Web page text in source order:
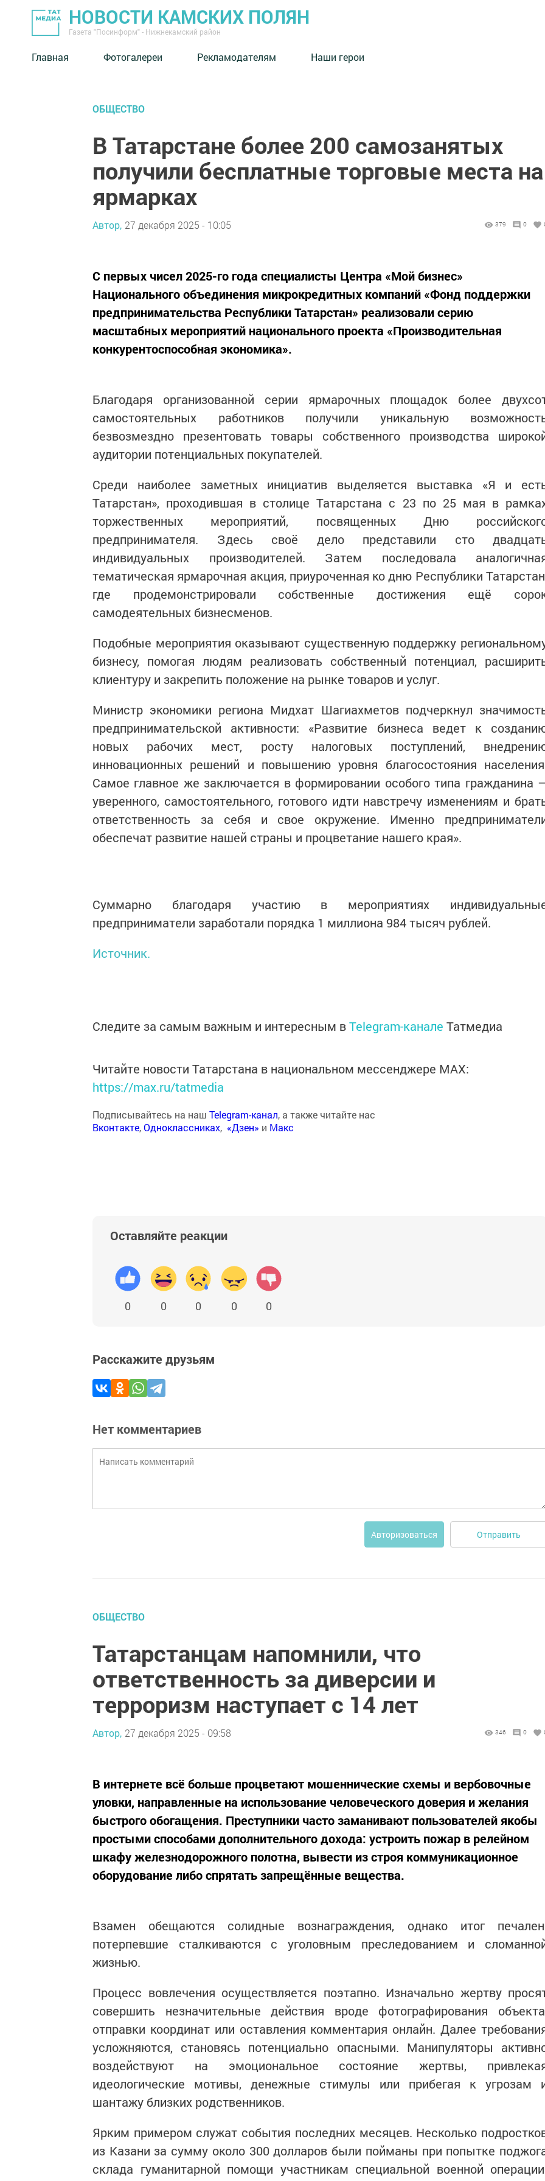
НОВОСТИ КАМСКИХ ПОЛЯН
Газета "Посинформ" - Нижнекамский район
Главная Фотогалереи Рекламодателям Наши герои
ОБЩЕСТВО
В Татарстане более 200 самозанятых
получили бесплатные торговые места на
ярмарках
Автор, 27 декабря 2025 - 10:05 379 0
С первых чисел 2025-го года специалисты Центра «Мой бизнес»
Национального объединения микрокредитных компаний «Фонд поддержки
предпринимательства Республики Татарстан» реализовали серию
масштабных мероприятий национального проекта «Производительная
конкурентоспособная экономика».
Благодаря организованной серии ярмарочных площадок более
самостоятельных работников получили уникальную
безвозмездно презентовать товары собственного производства
аудитории потенциальных покупателей.
Среди наиболее заметных инициатив выделяется выставка «Я и
Татарстан», проходившая в столице Татарстана с 23 по 25 мая в
торжественных мероприятий, посвященных Дню
предпринимателя. Здесь своё дело представили сто
индивидуальных производителей. Затем последовала
тематическая ярмарочная акция, приуроченная ко дню Республики
где продемонстрировали собственные достижения ещё
самодеятельных бизнесменов.
Подобные мероприятия оказывают существенную поддержку
бизнесу, помогая людям реализовать собственный потенциал,
клиентуру и закрепить положение на рынке товаров и услуг.
Министр экономики региона Мидхат Шагиахметов подчеркнул
предпринимательской активности: «Развитие бизнеса ведет к
новых рабочих мест, росту налоговых поступлений,
инновационных решений и повышению уровня благосостояния
Самое главное же заключается в формировании особого типа гражданина
уверенного, самостоятельного, готового идти навстречу изменениям и
ответственность за себя и свое окружение. Именно
обеспечат развитие нашей страны и процветание нашего края».
Суммарно благодаря участию в мероприятиях
предприниматели заработали порядка 1 миллиона 984 тысяч рублей.
Источник.
Следите за самым важным и интересным вTelegram-канале Татмедиа
Читайте новости Татарстана в национальном мессенджере MАХ:
https://max.ru/tatmedia
Подписывайтесь на наш Telegram-канал, а также читайте нас
Вконтакте,Одноклассниках, «Дзен» и Макс
Оставляйте реакции
0 0 0 0 0
Расскажите друзьям
Нет комментариев
Авторизоваться Отправить
ОБЩЕСТВО
Татарстанцам напомнили, что
ответственность за диверсии и
терроризм наступает с 14 лет
Автор, 27 декабря 2025 - 09:58 346 0
В интернете всё больше процветают мошеннические схемы и вербовочные
уловки, направленные на использование человеческого доверия и желания
быстрого обогащения. Преступники часто заманивают пользователей якобы
простыми способами дополнительного дохода: устроить пожар в релейном
шкафу железнодорожного полотна, вывести из строя коммуникационное
оборудование либо спрятать запрещённые вещества.
Взамен обещаются солидные вознаграждения, однако итог
потерпевшие сталкиваются с уголовным преследованием и
жизнью.
Процесс вовлечения осуществляется поэтапно. Изначально жертву
совершить незначительные действия вроде фотографирования
отправки координат или оставления комментария онлайн. Далее
усложняются, становясь потенциально опасными. Манипуляторы
воздействуют на эмоциональное состояние жертвы,
идеологические мотивы, денежные стимулы или прибегая к угрозам
шантажу близких родственников.
Ярким примером служат события последних месяцев. Несколько
из Казани за сумму около 300 долларов были пойманы при попытке
склада гуманитарной помощи участникам специальной военной